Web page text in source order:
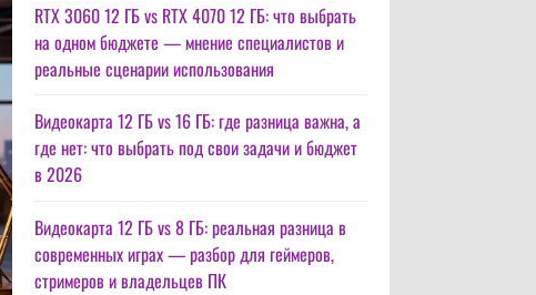
RTX 3060 12 ГБ vs RTX 4070 12 ГБ: что выбрать
на одном бюджете — мнение специалистов и
реальные сценарии использования
Видеокарта 12 ГБ vs 16 ГБ: где разница важна, а
где нет: что выбрать под свои задачи и бюджет
в 2026
Видеокарта 12 ГБ vs 8 ГБ: реальная разница в
современных играх — разбор для геймеров,
стримеров и владельцев ПК